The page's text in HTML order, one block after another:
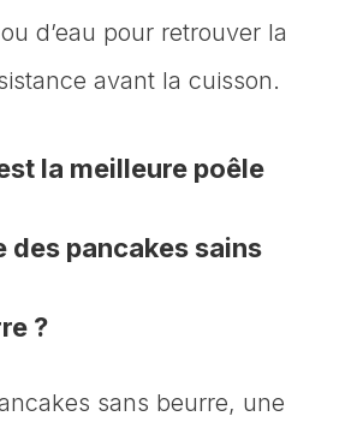
d’eau pour retrouver la
avant la cuisson.
la meilleure poêle
des pancakes sains
?
sans beurre, une